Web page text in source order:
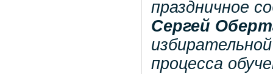
праздничное
Сергей
процесса